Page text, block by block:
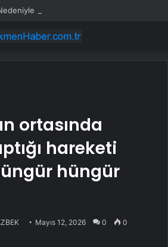
Bir İşçi Daha Hayatını Kaybetti
ortasında
hareketi
hüngür
Mayıs 12, 2026 0 0